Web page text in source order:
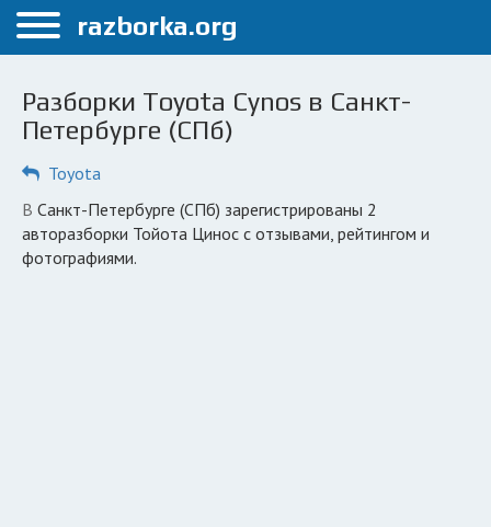
Меню
Санкт-Петербург
Каталог разборок
Автосервисы
Разборки Toyota Cynos в Санкт-
Петербурге (СПб)
Toyota
в Санкт-Петербурге (СПб) зарегистрированы 2
авторазборки Тойота Цинос с отзывами, рейтингом и
фотографиями.
razborka.org